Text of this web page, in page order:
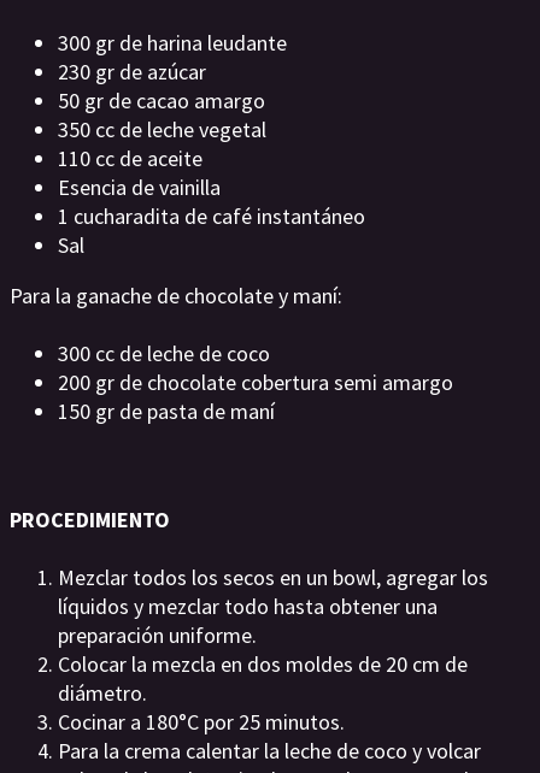
300 gr de harina leudante
230 gr de azúcar
50 gr de cacao amargo
350 cc de leche vegetal
110 cc de aceite
Esencia de vainilla
1 cucharadita de café instantáneo
Sal
Para la ganache de chocolate y maní:
300 cc de leche de coco
200 gr de chocolate cobertura semi amargo
150 gr de pasta de maní
PROCEDIMIENTO
Mezclar todos los secos en un bowl, agregar los
líquidos y mezclar todo hasta obtener una
preparación uniforme.
Colocar la mezcla en dos moldes de 20 cm de
diámetro.
Cocinar a 180°C por 25 minutos.
Para la crema calentar la leche de coco y volcar